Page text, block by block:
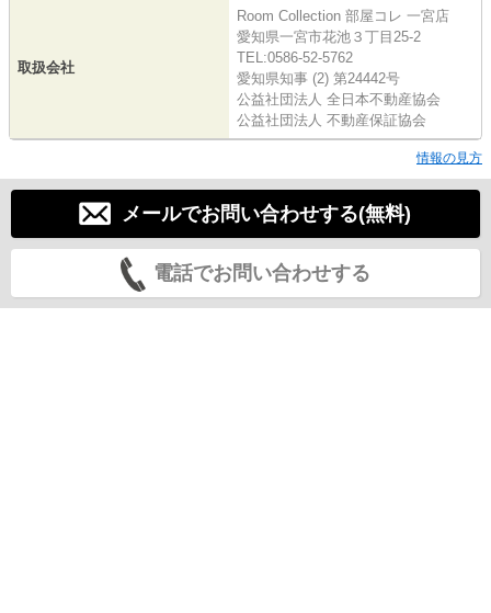
取扱会社
Room Collection 部屋コレ 一宮店
愛知県一宮市花池３丁目25-2
TEL:0586-52-5762
愛知県知事 (2) 第24442号
公益社団法人 全日本不動産協会
公益社団法人 不動産保証協会
情報の見方
メールでお問い合わせする(無料)
電話でお問い合わせする